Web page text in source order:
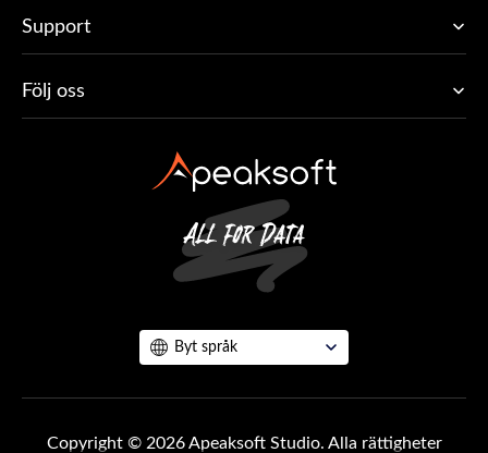
Support
Följ oss
Byt språk
Copyright © 2026 Apeaksoft Studio. Alla rättigheter